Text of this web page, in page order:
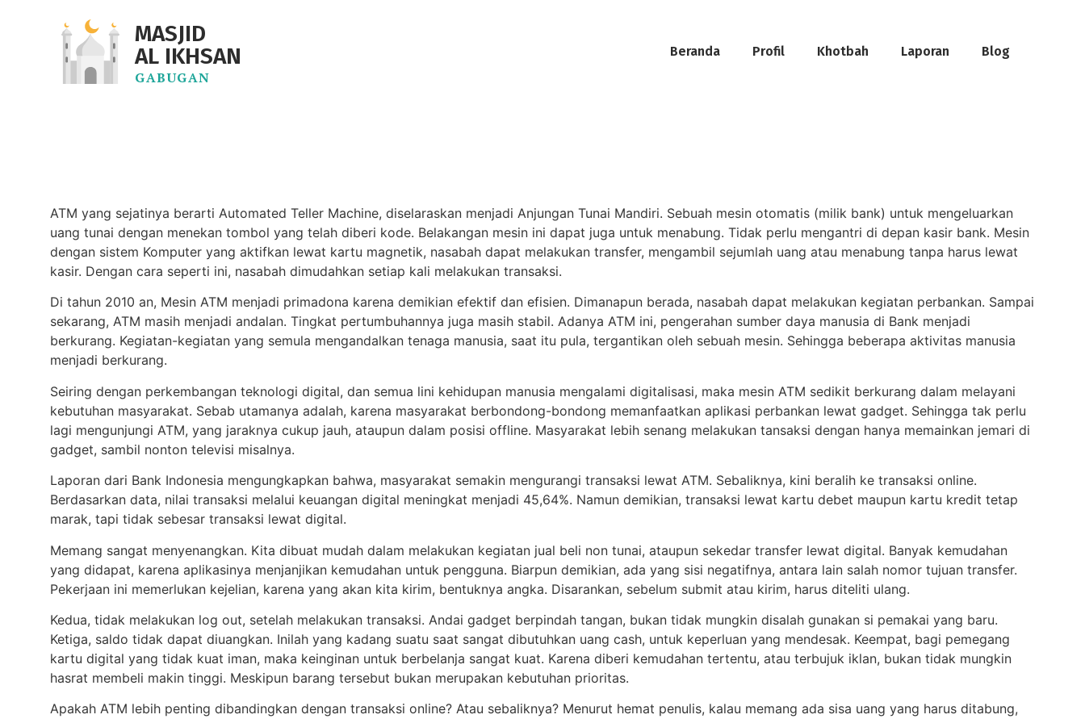
MASJID
AL IKHSAN
GABUGAN
Beranda Profil Khotbah Laporan Blog
ATM yang sejatinya berarti Automated Teller Machine, diselaraskan menjadi Anjungan Tunai Mandiri. Sebuah mesin otomatis (milik bank) untuk mengeluarkan
uang tunai dengan menekan tombol yang telah diberi kode. Belakangan mesin ini dapat juga untuk menabung. Tidak perlu mengantri di depan kasir bank. Mesin
dengan sistem Komputer yang aktifkan lewat kartu magnetik, nasabah dapat melakukan transfer, mengambil sejumlah uang atau menabung tanpa harus lewat
kasir. Dengan cara seperti ini, nasabah dimudahkan setiap kali melakukan transaksi.
Di tahun 2010 an, Mesin ATM menjadi primadona karena demikian efektif dan efisien. Dimanapun berada, nasabah dapat melakukan kegiatan perbankan. Sampai
sekarang, ATM masih menjadi andalan. Tingkat pertumbuhannya juga masih stabil. Adanya ATM ini, pengerahan sumber daya manusia di Bank menjadi
berkurang. Kegiatan-kegiatan yang semula mengandalkan tenaga manusia, saat itu pula, tergantikan oleh sebuah mesin. Sehingga beberapa aktivitas manusia
menjadi berkurang.
Seiring dengan perkembangan teknologi digital, dan semua lini kehidupan manusia mengalami digitalisasi, maka mesin ATM sedikit berkurang dalam melayani
kebutuhan masyarakat. Sebab utamanya adalah, karena masyarakat berbondong-bondong memanfaatkan aplikasi perbankan lewat gadget. Sehingga tak perlu
lagi mengunjungi ATM, yang jaraknya cukup jauh, ataupun dalam posisi offline. Masyarakat lebih senang melakukan tansaksi dengan hanya memainkan jemari di
gadget, sambil nonton televisi misalnya.
Laporan dari Bank Indonesia mengungkapkan bahwa, masyarakat semakin mengurangi transaksi lewat ATM. Sebaliknya, kini beralih ke transaksi online.
Berdasarkan data, nilai transaksi melalui keuangan digital meningkat menjadi 45,64%. Namun demikian, transaksi lewat kartu debet maupun kartu kredit tetap
marak, tapi tidak sebesar transaksi lewat digital.
Memang sangat menyenangkan. Kita dibuat mudah dalam melakukan kegiatan jual beli non tunai, ataupun sekedar transfer lewat digital. Banyak kemudahan
yang didapat, karena aplikasinya menjanjikan kemudahan untuk pengguna. Biarpun demikian, ada yang sisi negatifnya, antara lain salah nomor tujuan transfer.
Pekerjaan ini memerlukan kejelian, karena yang akan kita kirim, bentuknya angka. Disarankan, sebelum submit atau kirim, harus diteliti ulang.
Kedua, tidak melakukan log out, setelah melakukan transaksi. Andai gadget berpindah tangan, bukan tidak mungkin disalah gunakan si pemakai yang baru.
Ketiga, saldo tidak dapat diuangkan. Inilah yang kadang suatu saat sangat dibutuhkan uang cash, untuk keperluan yang mendesak. Keempat, bagi pemegang
kartu digital yang tidak kuat iman, maka keinginan untuk berbelanja sangat kuat. Karena diberi kemudahan tertentu, atau terbujuk iklan, bukan tidak mungkin
hasrat membeli makin tinggi. Meskipun barang tersebut bukan merupakan kebutuhan prioritas.
Apakah ATM lebih penting dibandingkan dengan transaksi online? Atau sebaliknya? Menurut hemat penulis, kalau memang ada sisa uang yang harus ditabung,